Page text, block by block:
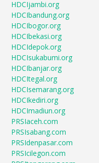
HDCIjambi.org
HDCIbandung.org
HDCIbogor.org
HDCIbekasi.org
HDCIdepok.org
HDCIsukabumi.org
HDCIbanjar.org
HDCItegal.org
HDCIsemarang.org
HDCIkediri.org
HDCImadiun.org
PRSIaceh.com
PRSIsabang.com
PRSIdenpasar.com
PRSIcilegon.com